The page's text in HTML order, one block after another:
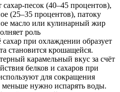
песок (40–45 процентов),
(25–35 процентов), патоку
масло или кулинарный жир
роль
сахар при охлаждении образует
становится крошащейся.
карамельный вкус за счёт
белков и сахаров при
для сокращения
меньше нужно испарять воды.